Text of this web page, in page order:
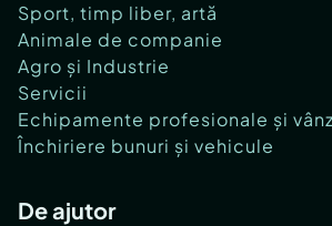
Sport, timp liber, artă
Animale de companie
Agro și Industrie
Servicii
Echipamente profesionale și
Închiriere bunuri și vehicule
De ajutor